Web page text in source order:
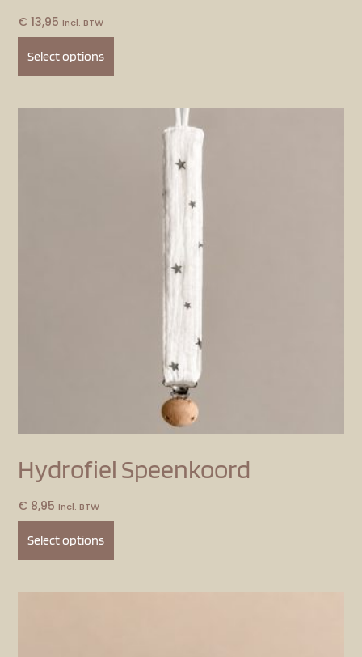
€ 13,95 Incl. BTW
Select options
Hydrofiel Speenkoord
€ 8,95 Incl. BTW
Select options